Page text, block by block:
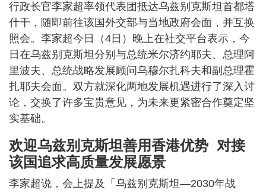
行政长官李家超率领代表团抵达乌兹别克斯坦首都塔
什干，随即前往该国外交部与当地政府会面，并互换
照会。李家超今日（4日）晚上在社交平台表示，今
日在乌兹别克斯坦分别与总统米尔济约耶夫、总理阿
里波夫、总统战略发展顾问乌穆尔扎科夫和副总理霍
扎耶夫会面。双方就深化两地发展机遇进行了深入讨
论，交换了许多宝贵意见，为未来更紧密合作奠定坚
实基础。
欢迎乌兹别克斯坦善用香港优势 对接
该国追求高质量发展愿景
李家超说，会上提及「乌兹别克斯坦—2030年战